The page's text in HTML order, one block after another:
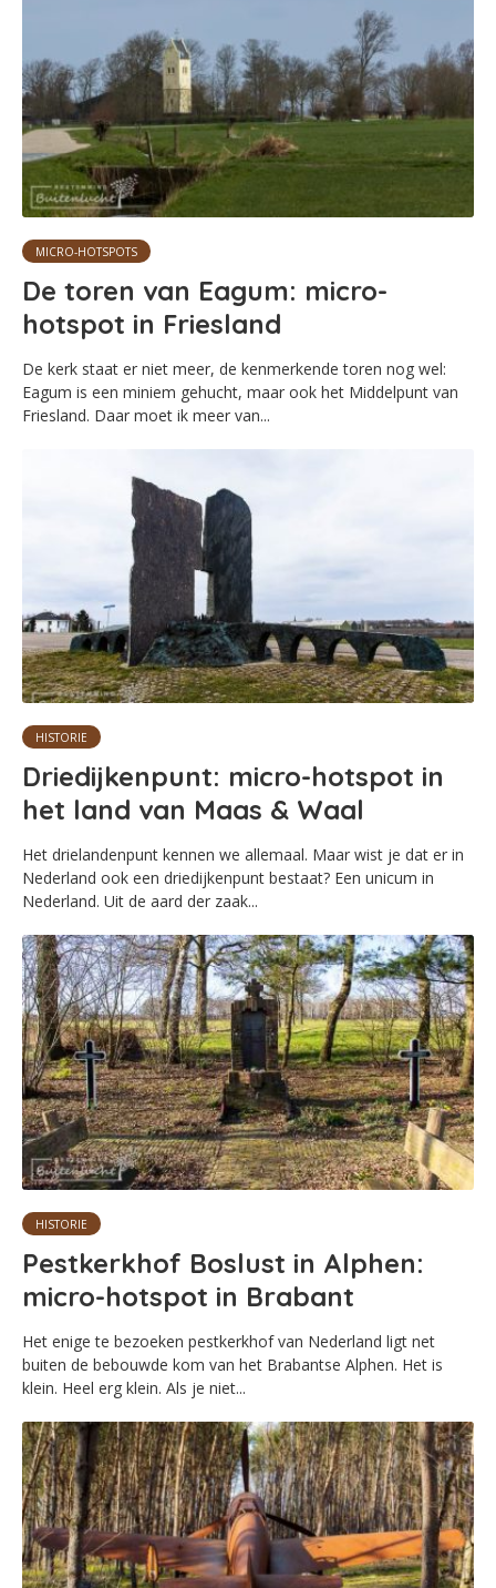
MICRO-HOTSPOTS
De toren van Eagum: micro-
hotspot in Friesland
De kerk staat er niet meer, de kenmerkende toren nog wel:
Eagum is een miniem gehucht, maar ook het Middelpunt van
Friesland. Daar moet ik meer van...
HISTORIE
Driedijkenpunt: micro-hotspot in
het land van Maas & Waal
Het drielandenpunt kennen we allemaal. Maar wist je dat er in
Nederland ook een driedijkenpunt bestaat? Een unicum in
Nederland. Uit de aard der zaak...
HISTORIE
Pestkerkhof Boslust in Alphen:
micro-hotspot in Brabant
Het enige te bezoeken pestkerkhof van Nederland ligt net
buiten de bebouwde kom van het Brabantse Alphen. Het is
klein. Heel erg klein. Als je niet...